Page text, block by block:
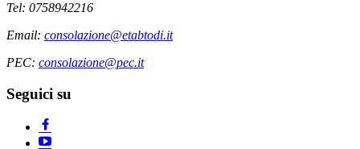
Tel: 0758942216
Email: consolazione@etabtodi.it
PEC: consolazione@pec.it
Seguici su